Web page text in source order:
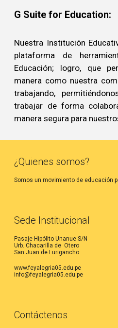
G Suite for Education:
Nuestra Institución
plataforma de
Educación; logro, que
manera como nuestra
trabajando,
trabajar de forma
manera segura para
¿Quienes somos?
Somos un movimiento de educación
Sede Institucional
Pasaje Hipólito Unanue S/N
Urb. Chacarilla de Otero
San Juan de Lurigancho
www.feyalegria05.edu.pe
info@feyalegria05.edu.pe
Contáctenos